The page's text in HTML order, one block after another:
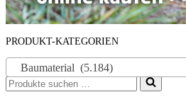
PRODUKT-KATEGORIEN
Baumaterial (5.184)
Suchen
nach …